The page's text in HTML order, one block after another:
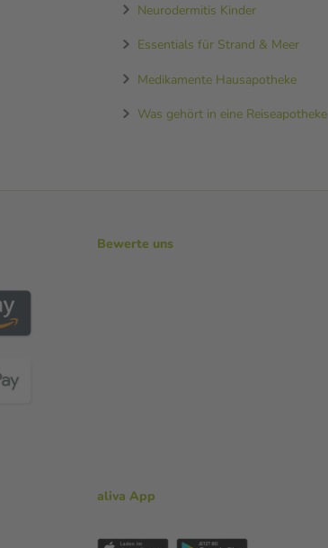
Neurodermitis Kinder
Essentials für Strand & Meer
Medikamente Hausapotheke
Was gehört in eine Reiseapotheke
Bewerte uns
aliva App